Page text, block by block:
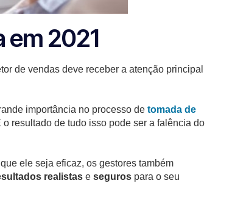
em 2021
de vendas deve receber a atenção principal
importância no processo de tomada de
resultado de tudo isso pode ser a falência do
ele seja eficaz, os gestores também
realistas e seguros para o seu